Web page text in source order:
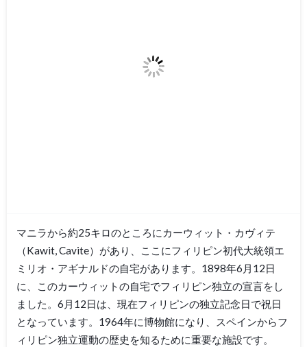
マニラから約25キロのところにカーウィット・カヴィテ
（Kawit, Cavite）があり、ここにフィリピン初代大統領エ
ミリオ・アギナルドの自宅があります。1898年6月12日
に、このカーウィットの自宅でフィリピン独立の宣言をし
ました。6月12日は、現在フィリピンの独立記念日で祝日
となっています。1964年に博物館になり、スペインからフ
ィリピン独立運動の歴史を知るために重要な施設です。